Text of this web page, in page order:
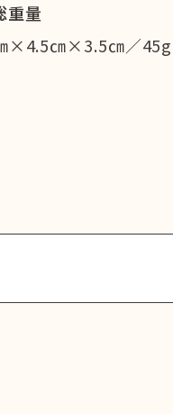
重量
×4.5㎝×3.5㎝／45g